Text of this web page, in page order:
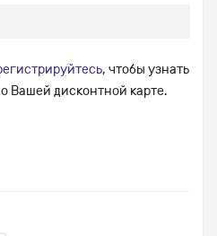
, чтобы узнать
Вашей дисконтной карте.